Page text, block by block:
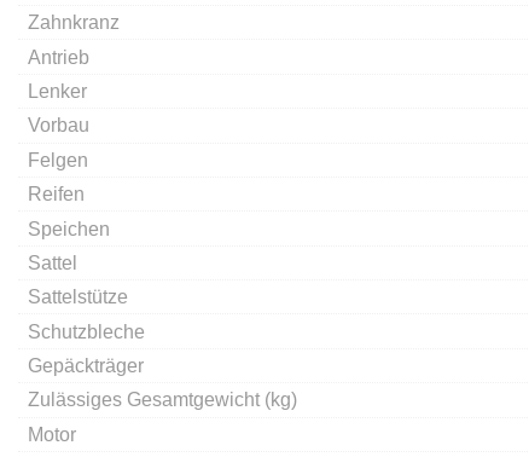
Zahnkranz
Antrieb
Lenker
Vorbau
Felgen
Reifen
Speichen
Sattel
Sattelstütze
Schutzbleche
Gepäckträger
Zulässiges Gesamtgewicht (kg)
Motor